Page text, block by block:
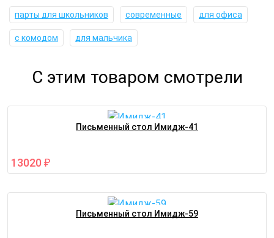
парты для школьников современные для офиса
с комодом для мальчика
С этим товаром смотрели
Письменный стол Имидж-41
13020 ₽
Письменный стол Имидж-59